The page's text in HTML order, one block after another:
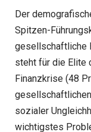
Der
Spitzen-
gesellschaftliche
steht für die Elite
Finanzkrise (48
sozialer
wichtigstes